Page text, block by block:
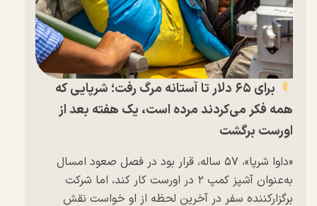
برای ۶۵ دلار تا آستانه مرگ رفت؛ شرپایی که
همه فکر می‌کردند مرده است، یک هفته بعد از
اورست برگشت
«داوا شرپا»، ۵۷ ساله، قرار بود در فصل صعود امسال
به‌عنوان آشپز کمپ ۲ در اورست کار کند، اما شرکت
برگزارکننده سفر در آخرین لحظه از او خواست نقش